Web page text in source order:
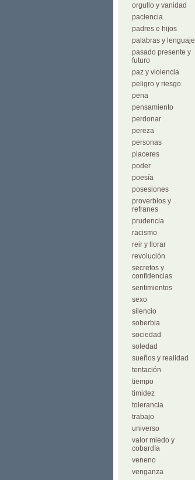
orgullo y vanidad
paciencia
padres e hijos
palabras y lenguaje
pasado presente y
futuro
paz y violencia
peligro y riesgo
pena
pensamiento
perdonar
pereza
personas
placeres
poder
poesía
posesiones
proverbios y
refranes
prudencia
racismo
reir y llorar
revolución
secretos y
confidencias
sentimientos
sexo
silencio
soberbia
sociedad
soledad
sueños y realidad
tentación
tiempo
timidez
tolerancia
trabajo
universo
valor miedo y
cobardía
veneno
venganza